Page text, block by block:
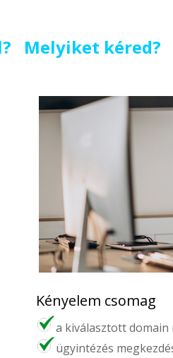
Melyiket kéred?
Kényelem csomag
a kiválasztott domain
ügyintézés